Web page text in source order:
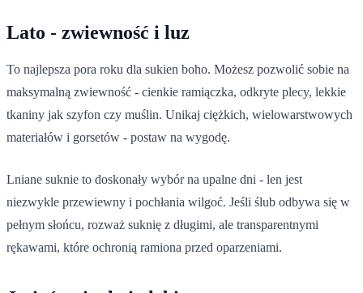
Lato - zwiewność i luz
To najlepsza pora roku dla sukien boho. Możesz pozwolić sobie na
maksymalną zwiewność - cienkie ramiączka, odkryte plecy, lekkie
tkaniny jak szyfon czy muślin. Unikaj ciężkich, wielowarstwowych
materiałów i gorsetów - postaw na wygodę.
Lniane suknie to doskonały wybór na upalne dni - len jest
niezwykle przewiewny i pochłania wilgoć. Jeśli ślub odbywa się w
pełnym słońcu, rozważ suknię z długimi, ale transparentnymi
rękawami, które ochronią ramiona przed oparzeniami.